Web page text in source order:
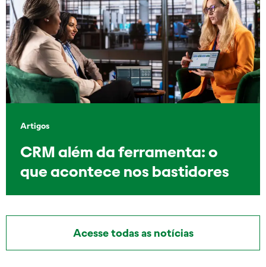
Artigos
CRM além da ferramenta: o
que acontece nos bastidores
Acesse todas as notícias